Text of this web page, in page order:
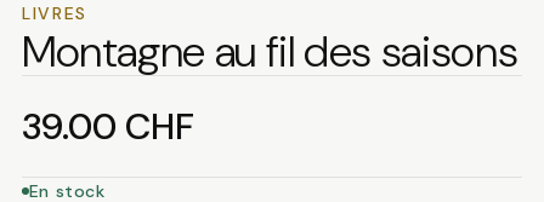
LIVRES
Montagne au fil des saisons
39.00 CHF
En stock